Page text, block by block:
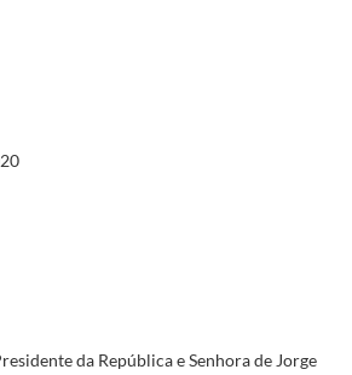
de Chefes de Estado e de Governo, a Madrid
Eng.º José Sócrates, para participação na XV
2005
da República e Senhora de Jorge